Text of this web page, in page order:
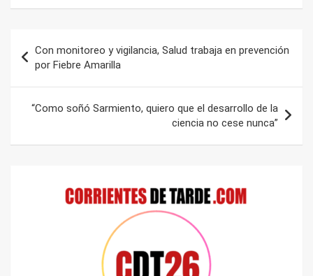
de
entradas
Con monitoreo y vigilancia, Salud trabaja en prevención
por Fiebre Amarilla
“Como soñó Sarmiento, quiero que el desarrollo de la
ciencia no cese nunca”